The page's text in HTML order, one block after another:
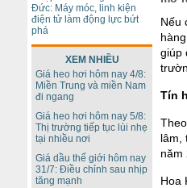
Nếu
giúp
Tín
lâm,
năm
Hoa
Đức: Máy móc, linh kiện
điện tử làm động lực bứt
phá
XEM NHIỀU
Giá heo hơi hôm nay 4/8:
Miền Trung và miền Nam
đi ngang
Giá heo hơi hôm nay 5/8:
Thị trường tiếp tục lùi nhẹ
tại nhiều nơi
Giá dầu thế giới hôm nay
31/7: Điều chỉnh sau nhịp
tăng mạnh